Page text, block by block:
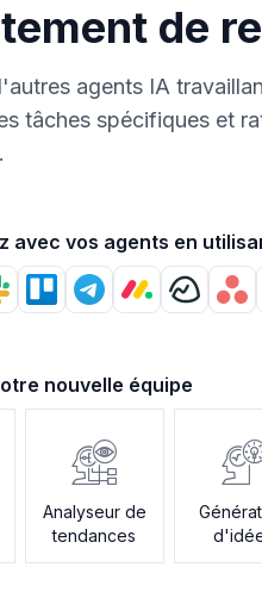
de
agents IA
tâches spécifiques et
avec vos agents en
nouvelle équipe
Analyseur de
tendances